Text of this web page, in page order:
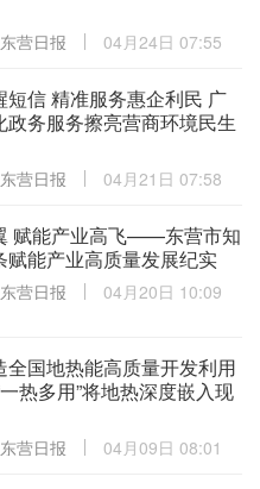
营日报 04月24日 07:55
短信 精准服务惠企利民 广
政务服务擦亮营商环境民生
营日报 04月21日 07:58
赋能产业高飞——东营市知
赋能产业高质量发展纪实
营日报 04月20日 10:09
全国地热能高质量开发利用
热多用”将地热深度嵌入现
营日报 04月09日 08:01